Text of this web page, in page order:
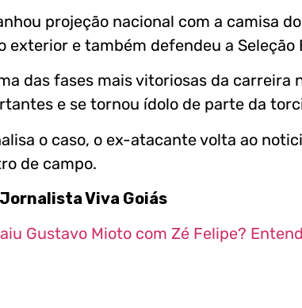
projeção nacional com a camisa
exterior e também defendeu a Seleção
das fases mais vitoriosas da carreira
e se tornou ídolo de parte da
o caso, o ex-atacante volta ao
de campo.
Viva Goiás
Gustavo Mioto com Zé Felipe?